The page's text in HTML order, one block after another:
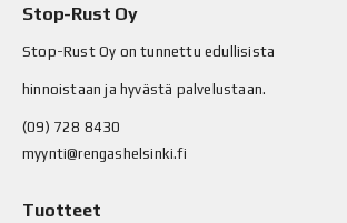
Stop-Rust Oy
Stop-Rust Oy on tunnettu edullisista
hinnoistaan ja hyvästä palvelustaan.
(09) 728 8430
myynti@rengashelsinki.fi
Tuotteet